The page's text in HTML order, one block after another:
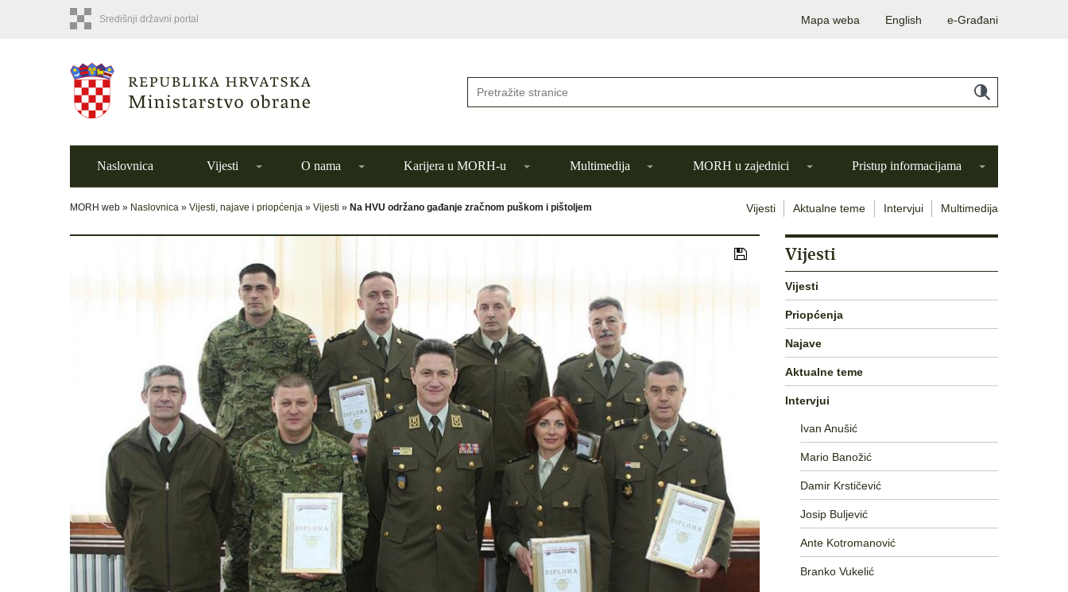
Središnji državni portal Mapa weba English e-Građani
Naslovnica Vijesti O nama Karijera u MORH-u Multimedija MORH u zajednici Pristup informacijama
MORH web » Naslovnica » Vijesti, najave i priopćenja » Vijesti » Na HVU održano gađanje zračnom puškom i pištoljem Vijesti Aktualne teme Intervjui Multimedija
Vijesti
Vijesti
Priopćenja
Najave
Aktualne teme
Intervjui
Ivan Anušić
Mario Banožić
Damir Krstičević
Josip Buljević
Ante Kotromanović
Branko Vukelić